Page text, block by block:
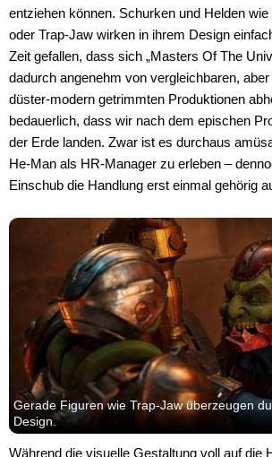
entziehen können. Schurken und Helden
oder Trap-Jaw wirken in ihrem Design
Zeit gefallen, dass sich „Masters Of The
dadurch angenehm von vergleichbaren,
düster-modern getrimmten Produktionen
bedauerlich, dass wir nach dem epischen
der Erde landen. Zwar ist es durchaus
He-Man als HR-Manager zu erleben –
Einschub die Handlung erst einmal gehörig
Amazon MGM
Gerade Figuren wie Trap-Jaw überzeugen
Design.
Während die visuelle Gestaltung voll auf die